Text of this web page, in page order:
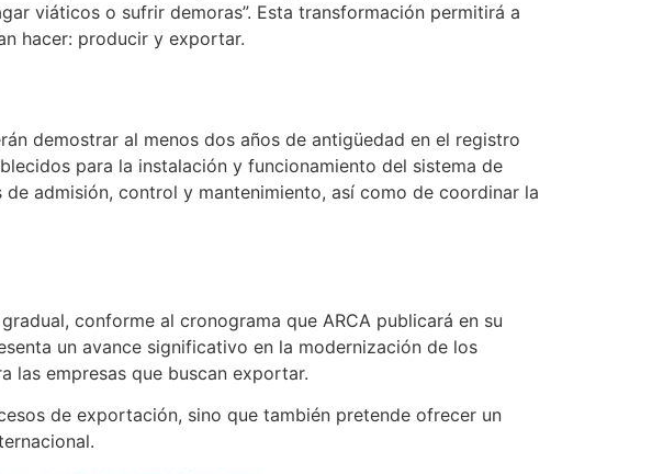
viáticos o sufrir demoras”. Esta transformación permitirá a
hacer: producir y exportar.
demostrar al menos dos años de antigüedad en el registro
para la instalación y funcionamiento del sistema de
admisión, control y mantenimiento, así como de coordinar la
conforme al cronograma que ARCA publicará en su
un avance significativo en la modernización de los
las empresas que buscan exportar.
de exportación, sino que también pretende ofrecer un